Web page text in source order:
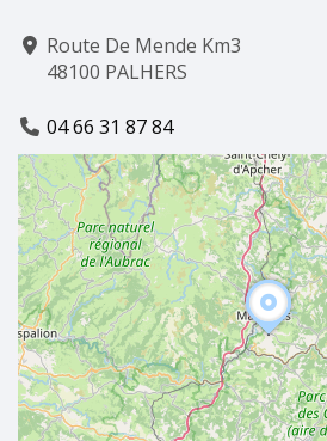
Route De Mende Km3
48100 PALHERS
04 66 31 87 84